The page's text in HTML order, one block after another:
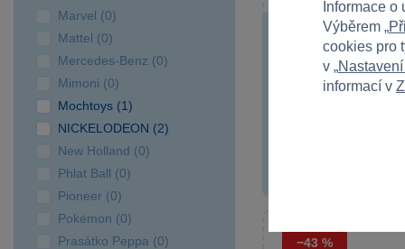
Marvel (0)
Mattel (0)
Mercedes-Benz (0)
Mimoni (0)
Mochtoys (1)
NICKELODEON (2)
New Holland (0)
Phlat Ball (0)
Pioneer (0)
Pokémon (0)
Prasátko Peppa (0)
Mochtoys -
6v1 růžový
Růžový zahradní
s hrami rozvíjí...
−43 %
Informace
Výběrem „
cookies pro
v „
informací v